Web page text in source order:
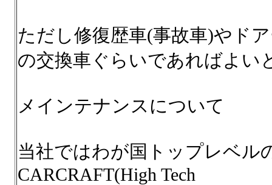
ただし修復歴車(事故車)やド
の交換車ぐらいであればよい
メインテナンスについて
当社ではわが国トップレベル
CARCRAFT(High Tech